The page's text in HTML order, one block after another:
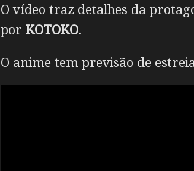
O vídeo traz detalhes da
por KOTOKO.
O anime tem previsão de